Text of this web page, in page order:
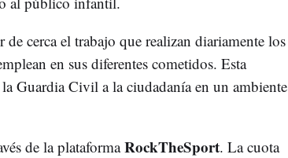
de cerca el trabajo que realizan diariamente los
en sus diferentes cometidos. Esta
Guardia Civil a la ciudadanía en un ambiente
de la plataformaRockTheSport. La cuota